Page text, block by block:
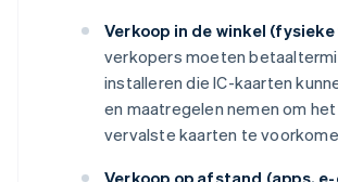
Verkoop in de winkel (fysieke
verkopers moeten
installeren die IC-kaarten
en maatregelen nemen om
vervalste kaarten te